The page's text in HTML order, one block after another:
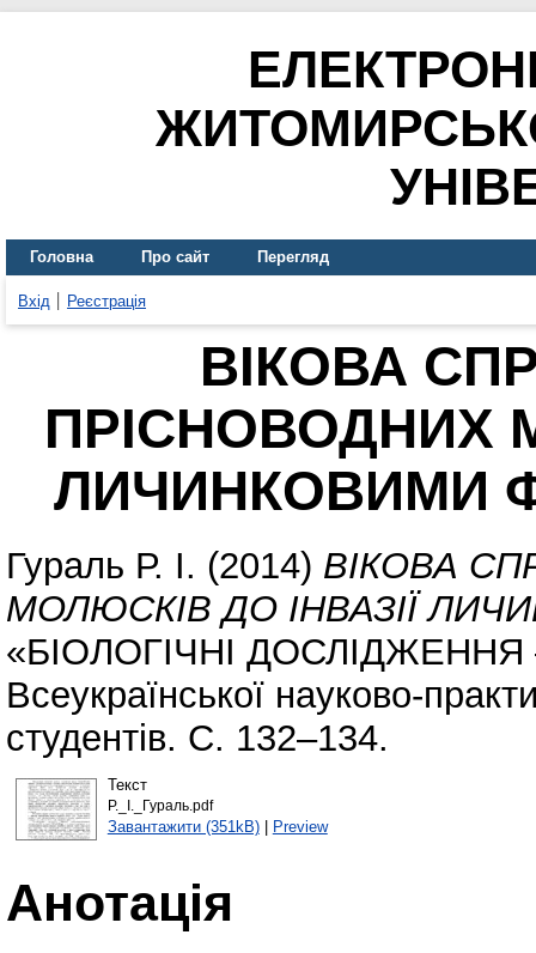
Головна Про сайт Перегляд
Вхід Реєстрація
ВІКОВА
ПРІСНОВОДНИХ
ЛИЧИНКОВИМИ
Гураль Р. І. (2014) ВІКОВА
МОЛЮСКІВ ДО ІНВАЗІЇ
«БІОЛОГІЧНІ ДОСЛІДЖЕННЯ –
Всеукраїнської науково-
студентів. С. 132–134.
Текст
Р._І._Гураль.pdf
Завантажити (351kB)| Preview
Анотація